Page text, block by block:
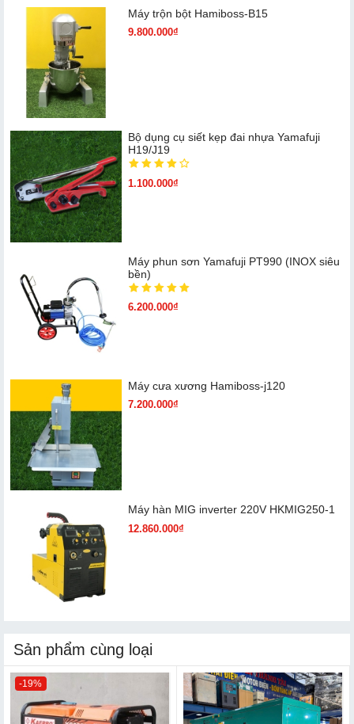
Máy trộn bột Hamiboss-B15
9.800.000₫
Bộ dụng cụ siết kẹp đai nhựa Yamafuji
H19/J19
1.100.000₫
Máy phun sơn Yamafuji PT990 (INOX siêu
bền)
6.200.000₫
Máy cưa xương Hamiboss-j120
7.200.000₫
Máy hàn MIG inverter 220V HKMIG250-1
12.860.000₫
Sản phẩm cùng loại
-19%